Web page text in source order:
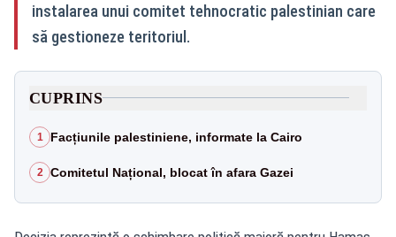
instalarea unui comitet tehnocratic palestinian care
să gestioneze teritoriul.
CUPRINS
1 Facțiunile palestiniene, informate la Cairo
2 Comitetul Național, blocat în afara Gazei